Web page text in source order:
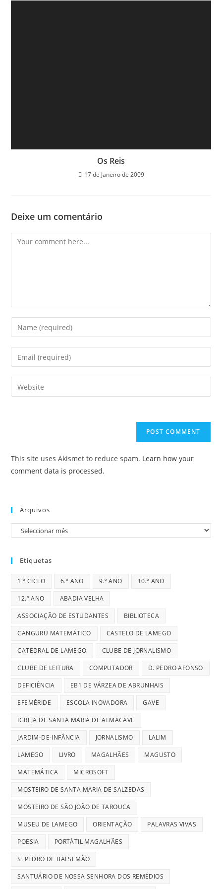
Os Reis
17 de Janeiro de 2009
Deixe um comentário
Comment
Enter
your
name
comment
Enter
your
email
address
Enter
your
This site uses Akismet to reduce spam. Learn how your
comment data is processed.
Arquivos
Arquivos
Etiquetas
1.º CICLO 6.º ANO 9.º ANO 10.º ANO
12.º ANO ABADIA VELHA
ASSOCIAÇÃO DE ESTUDANTES BIBLIOTECA
CANGURU MATEMÁTICO CASTELO DE LAMEGO
CATEDRAL DE LAMEGO CLUBE DE JORNALISMO
CLUBE DE LEITURA COMPUTADOR D. PEDRO AFONSO
DEFICIÊNCIA EB1 DE VÁRZEA DE ABRUNHAIS
EFEMÉRIDE ESCOLA INOVADORA GAVE
IGREJA DE SANTA MARIA DE ALMACAVE
JARDIM-DE-INFÂNCIA JORNALISMO LALIM
LAMEGO LIVRO MAGALHÃES MAGUSTO
MATEMÁTICA MICROSOFT
MOSTEIRO DE SANTA MARIA DE SALZEDAS
MOSTEIRO DE SÃO JOÃO DE TAROUCA
MUSEU DE LAMEGO ORIENTAÇÃO PALAVRAS VIVAS
POESIA PORTÁTIL MAGALHÃES
S. PEDRO DE BALSEMÃO
SANTUÁRIO DE NOSSA SENHORA DOS REMÉDIOS